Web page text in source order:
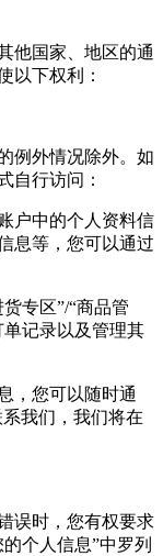
他国家、地区的通
以下权利：
例外情况除外。如
自行访问：
户中的个人资料信
息等，您可以通过
专区”/“商品管
记录以及管理其
，您可以随时通
系我们，我们将在
误时，您有权要求
个人信息”中罗列